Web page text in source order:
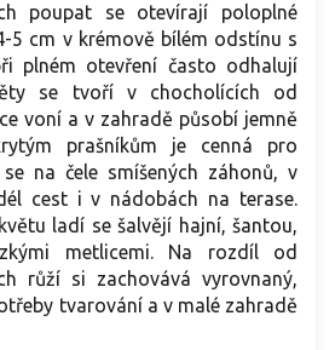
poupat se otevírají poloplné
5 cm v krémově bílém odstínu s
plném otevření často odhalují
se tvoří v chocholících od
voní a v zahradě působí jemně
prašníkům je cenná pro
na čele smíšených záhonů, v
cest i v nádobách na terase.
ladí se šalvějí hajní, šantou,
metlicemi. Na rozdíl od
růží si zachovává vyrovnaný,
tvarování a v malé zahradě